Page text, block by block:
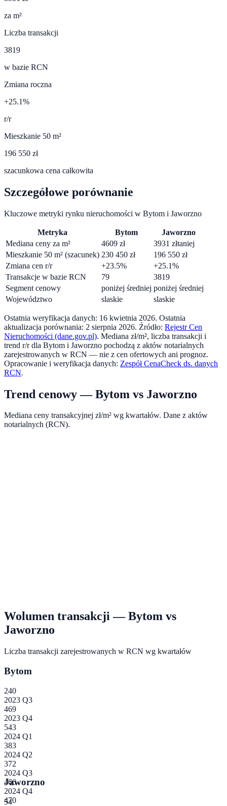
za m²
Liczba transakcji
3819
w bazie RCN
Zmiana roczna
+25.1%
r/r
Mieszkanie 50 m²
196 550 zł
szacunkowa cena całkowita
Szczegółowe porównanie
Kluczowe metryki rynku nieruchomości w Bytom i Jaworzno
Metryka Bytom
Jaworzno
Mediana ceny za m²
4609 zł 3931 złtaniej
Mieszkanie 50 m² (szacunek) 230 450 zł 196 550 zł
Zmiana cen r/r
+23.5% +25.1%
Transakcje w bazie RCN
79
3819
Segment cenowy
poniżej średniej poniżej średniej
Województwo
slaskie slaskie
Ostatnia weryfikacja danych: 16 kwietnia 2026. Ostatnia
aktualizacja porównania: 2 sierpnia 2026. Źródło: Rejestr Cen
Nieruchomości (dane.gov.pl). Mediana zł/m², liczba transakcji i
trend r/r dla Bytom i Jaworzno pochodzą z aktów notarialnych
zarejestrowanych w RCN — nie z cen ofertowych ani prognoz.
Opracowanie i weryfikacja danych: Zespół CenaCheck ds. danych
RCN.
Trend cenowy —Bytom vs Jaworzno
Mediana ceny transakcyjnej zł/m² wg kwartałów. Dane z aktów
notarialnych (RCN).
Wolumen transakcji —Bytom vs
Jaworzno
Liczba transakcji zarejestrowanych w RCN wg kwartałów
Bytom
240
2023 Q3
469
2023 Q4
543
2024 Q1
383
2024 Q2
372
2024 Q3
466
2024 Q4
470
Jaworzno
54